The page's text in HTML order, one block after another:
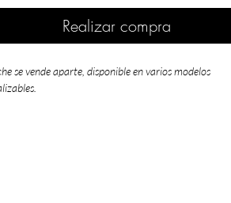
Realizar compra
se vende aparte, disponible en varios modelos